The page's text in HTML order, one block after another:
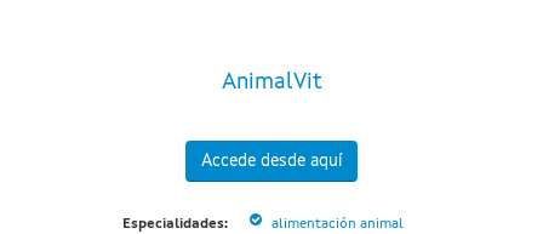
AnimalVit
Accede desde aquí
Especialidades: alimentación animal